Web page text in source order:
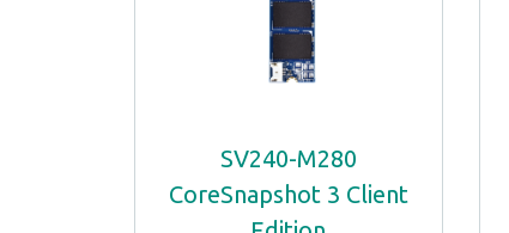
SV240-M280
CoreSnapshot 3 Client